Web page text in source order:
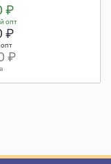
₽
опт
₽
₽